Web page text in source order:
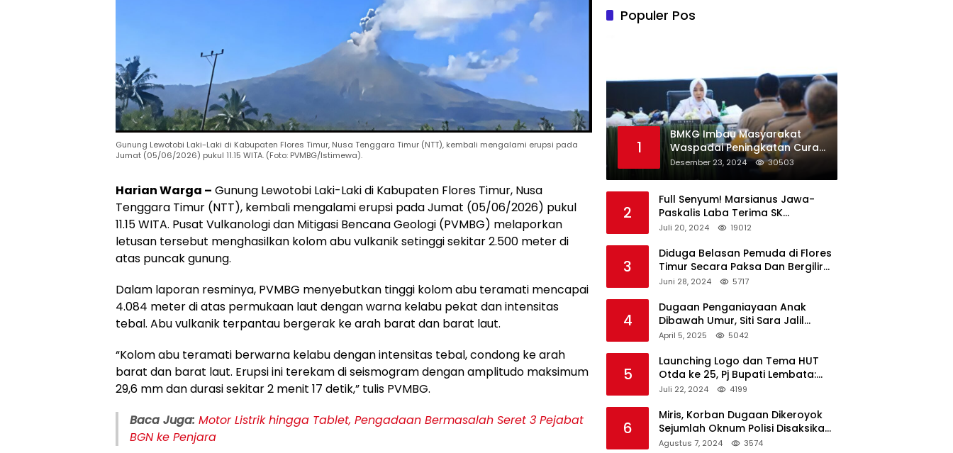
Gunung Lewotobi Laki-Laki di Kabupaten Flores Timur, Nusa Tenggara Timur (NTT), kembali mengalami erupsi pada
Jumat (05/06/2026) pukul 11.15 WITA. (Foto: PVMBG/Istimewa).
Harian Warga – Gunung Lewotobi Laki-Laki di Kabupaten Flores Timur, Nusa
Tenggara Timur (NTT), kembali mengalami erupsi pada Jumat (05/06/2026) pukul
11.15 WITA. Pusat Vulkanologi dan Mitigasi Bencana Geologi (PVMBG) melaporkan
letusan tersebut menghasilkan kolom abu vulkanik setinggi sekitar 2.500 meter di
atas puncak gunung.
Dalam laporan resminya, PVMBG menyebutkan tinggi kolom abu teramati mencapai
4.084 meter di atas permukaan laut dengan warna kelabu pekat dan intensitas
tebal. Abu vulkanik terpantau bergerak ke arah barat dan barat laut.
“Kolom abu teramati berwarna kelabu dengan intensitas tebal, condong ke arah
barat dan barat laut. Erupsi ini terekam di seismogram dengan amplitudo maksimum
29,6 mm dan durasi sekitar 2 menit 17 detik,” tulis PVMBG.
Baca Juga: Motor Listrik hingga Tablet, Pengadaan Bermasalah Seret 3 Pejabat
BGN ke Penjara
Populer Pos
1
BMKG Imbau Masyarakat
Waspadai Peningkatan Curah
Hujan Menjelang Libur Natal
Desember 23, 2024 30503
2
Full Senyum! Marsianus Jawa-
Paskalis Laba Terima SK
Dukungan Resmi Untuk Pilkada
Juli 20, 2024 19012
3
Diduga Belasan Pemuda di Flores
Timur Secara Paksa Dan Bergilir
Setubuhi Gadis di Bawah Umur
Juni 28, 2024 5717
4
Dugaan Penganiayaan Anak
Dibawah Umur, Siti Sara Jalil
Seorang Warga Desa Normal 1
April 5, 2025 5042
5
Launching Logo dan Tema HUT
Otda ke 25, Pj Bupati Lembata:
Tema ini Bukan Sekedar Refleksi
Juli 22, 2024 4199
6
Miris, Korban Dugaan Dikeroyok
Sejumlah Oknum Polisi Disaksikan
Istri
Agustus 7, 2024 3574